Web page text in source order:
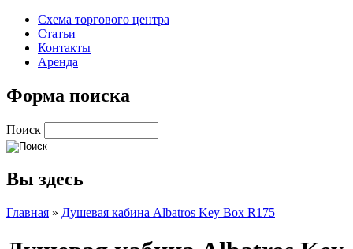
Схема торгового центра
Статьи
Контакты
Аренда
Форма поиска
Поиск
Вы здесь
Главная » Душевая кабина Albatros Key Box R175